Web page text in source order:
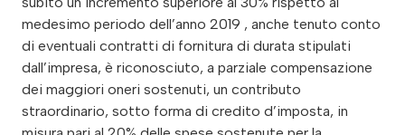
medesimo periodo dell’anno 2019 , anche tenuto conto
di eventuali contratti di fornitura di durata stipulati
dall’impresa, è riconosciuto, a parziale compensazione
dei maggiori oneri sostenuti, un contributo
straordinario, sotto forma di credito d’imposta, in